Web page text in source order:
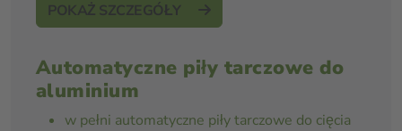
POKAŻ SZCZEGÓŁY
Automatyczne piły tarczowe do
aluminium
w pełni automatyczne piły tarczowe do cięcia